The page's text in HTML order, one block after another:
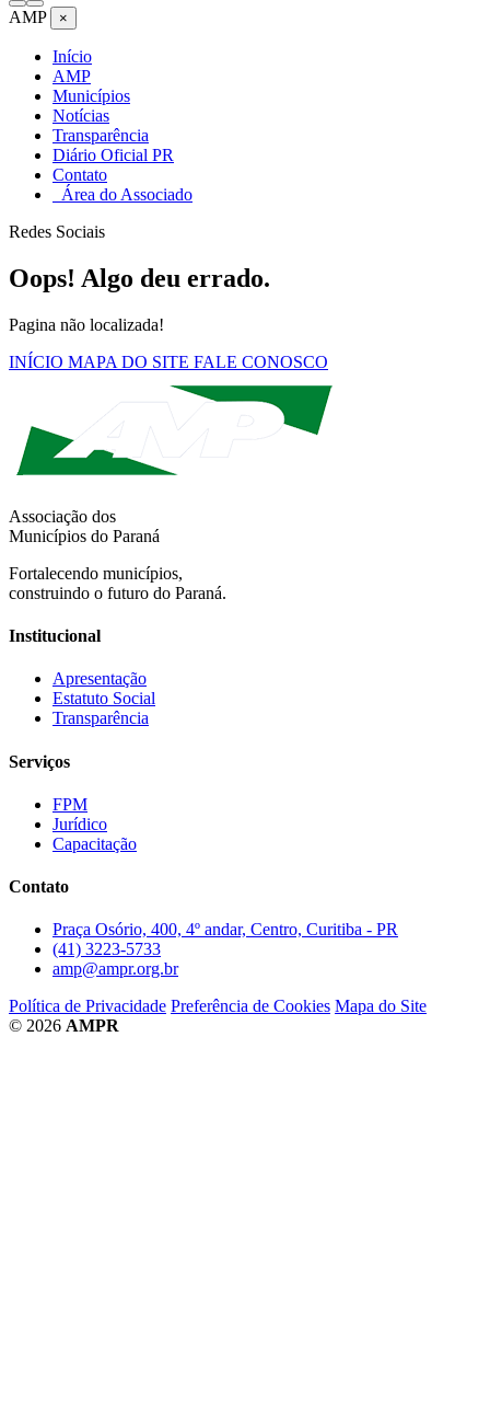
AMP ×
Início
AMP
Municípios
Notícias
Transparência
Diário Oficial PR
Contato
Área do Associado
Redes Sociais
Oops! Algo deu errado.
Pagina não localizada!
INÍCIO MAPA DO SITE FALE CONOSCO
Associação dos
Municípios do Paraná
Fortalecendo municípios,
construindo o futuro do Paraná.
Institucional
Apresentação
Estatuto Social
Transparência
Serviços
FPM
Jurídico
Capacitação
Contato
Praça Osório, 400, 4º andar, Centro, Curitiba - PR
(41) 3223-5733
amp@ampr.org.br
Política de Privacidade Preferência de Cookies Mapa do Site
© 2026 AMPR